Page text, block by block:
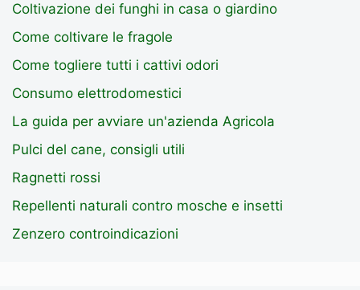
Coltivazione dei funghi in casa o giardino
Come coltivare le fragole
Come togliere tutti i cattivi odori
Consumo elettrodomestici
La guida per avviare un'azienda Agricola
Pulci del cane, consigli utili
Ragnetti rossi
Repellenti naturali contro mosche e insetti
Zenzero controindicazioni